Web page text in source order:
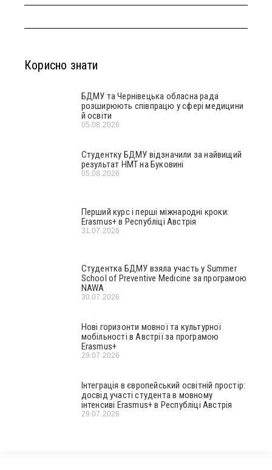
Корисно знати
БДМУ та Чернівецька обласна рада
розширюють співпрацю у сфері медицини
й освіти
05.08.2026
Студентку БДМУ відзначили за найвищий
результат НМТ на Буковині
05.08.2026
Перший курс і перші міжнародні кроки:
Erasmus+ в Республіці Австрія
31.07.2026
Студентка БДМУ взяла участь у Summer
School of Preventive Medicine за програмою
NAWA
30.07.2026
Нові горизонти мовної та культурної
мобільності в Австрії за програмою
Erasmus+
29.07.2026
Інтеграція в європейський освітній простір:
досвід участі студента в мовному
інтенсиві Erasmus+ в Республіці Австрія
29.07.2026